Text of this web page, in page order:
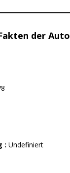
der Auto
: Undefiniert